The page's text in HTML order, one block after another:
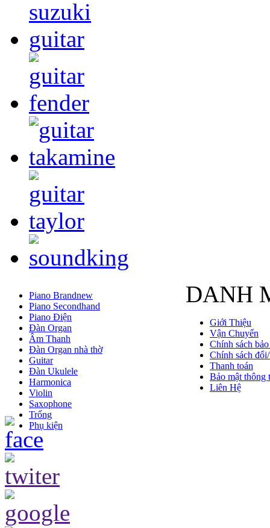
DANH
Piano Brandnew
Piano Secondhand
Piano Điện
Đàn Organ
Âm Thanh
Đàn Organ nhà thờ
Guitar
Đàn Ukulele
Harmonica
Violin
Saxophone
Trống
Phụ kiện
Giới Thiệu
Vận Chuyển
Chính sách
Chính sách
Thanh toán
Bảo mật thông
Liên Hệ